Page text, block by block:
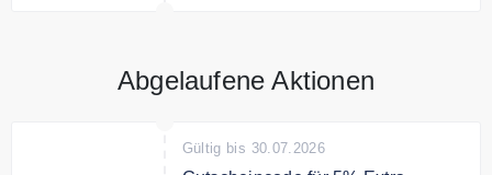
Abgelaufene Aktionen
Gültig bis 30.07.2026